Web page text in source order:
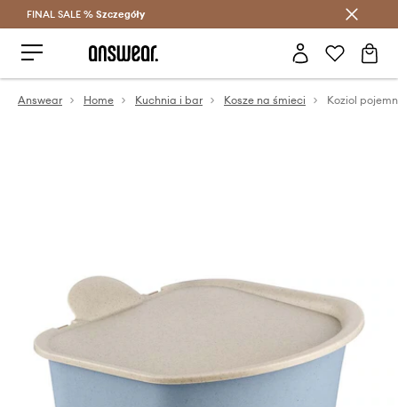
Oszczędzaj z Answear Club >
FINAL SALE % Szczegóły
Answear Home Kuchnia i bar Kosze na śmieci